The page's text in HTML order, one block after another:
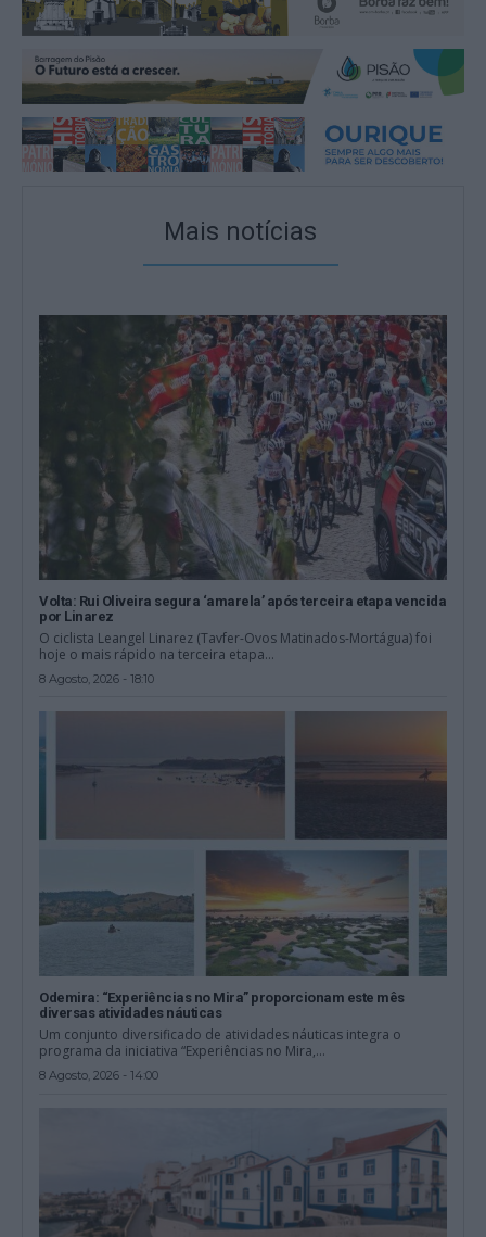
Mais notícias
Volta: Rui Oliveira segura ‘amarela’ após terceira etapa vencida
por Linarez
O ciclista Leangel Linarez (Tavfer-Ovos Matinados-Mortágua) foi
hoje o mais rápido na terceira etapa...
8 Agosto, 2026 - 18:10
Odemira: “Experiências no Mira” proporcionam este mês
diversas atividades náuticas
Um conjunto diversificado de atividades náuticas integra o
programa da iniciativa “Experiências no Mira,...
8 Agosto, 2026 - 14:00